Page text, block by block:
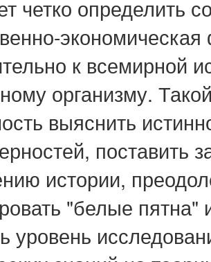
четко определить
к всемирной
организму.
выяснить
поставить
истории,
"белые
уровень